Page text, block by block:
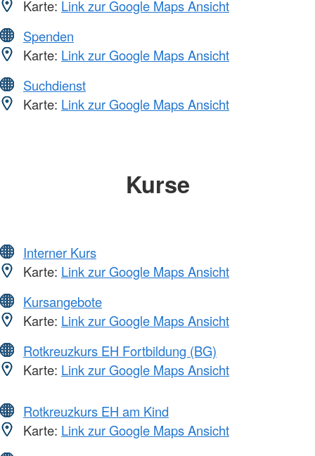
Karte: Link zur Google Maps Ansicht
Spenden
Karte: Link zur Google Maps Ansicht
Suchdienst
Karte: Link zur Google Maps Ansicht
Kurse
Interner Kurs
Karte: Link zur Google Maps Ansicht
Kursangebote
Karte: Link zur Google Maps Ansicht
Rotkreuzkurs EH Fortbildung (BG)
Karte: Link zur Google Maps Ansicht
Rotkreuzkurs EH am Kind
Karte: Link zur Google Maps Ansicht